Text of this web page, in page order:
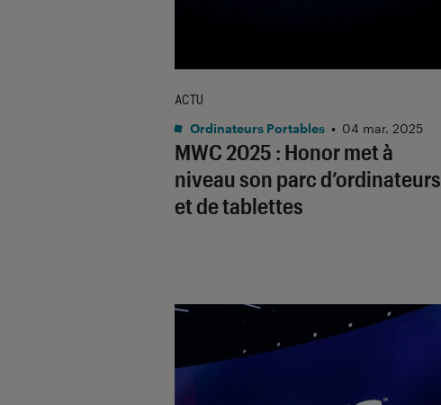
MWC 2025 : Honor met à
niveau son parc d’ordinateurs
et de tablettes
ACTU
Ordinateurs Portables • 04 mar. 2025